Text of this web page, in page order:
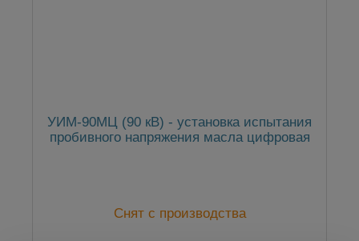
УИМ-90МЦ (90 кВ) - установка испытания
пробивного напряжения масла цифровая
Снят с производства